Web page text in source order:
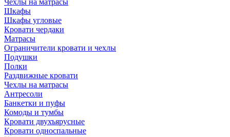
Шкафы
Шкафы угловые
Кровати чердаки
Матрасы
Ограничители кровати и чехлы
Подушки
Полки
Раздвижные кровати
Чехлы на матрасы
Антресоли
Банкетки и пуфы
Комоды и тумбы
Кровати двухъярусные
Кровати односпальные